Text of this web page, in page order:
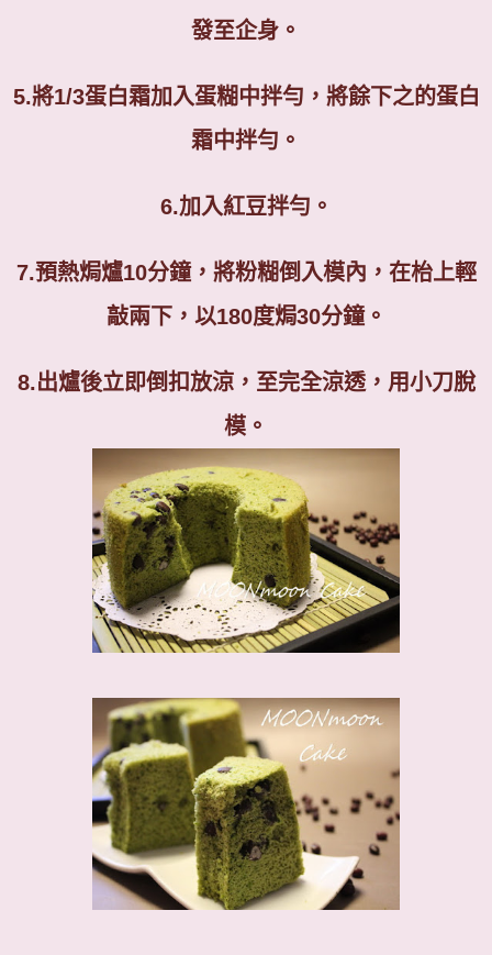
發至企身。
5.將1/3蛋白霜加入蛋糊中拌勻，將餘下之的蛋白
霜中拌勻。
6.加入紅豆拌勻。
7.預熱焗爐10分鐘，將粉糊倒入模內，在枱上輕
敲兩下，以180度焗30分鐘。
8.出爐後立即倒扣放涼，至完全涼透，用小刀脫
模。